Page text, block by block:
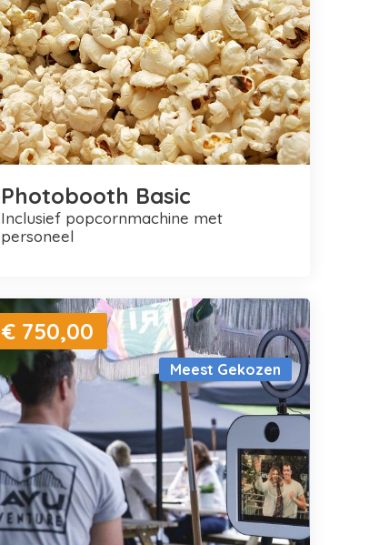
Photobooth Basic
inclusief popcornmachine met
personeel
Meest Gekozen
€ 750,00